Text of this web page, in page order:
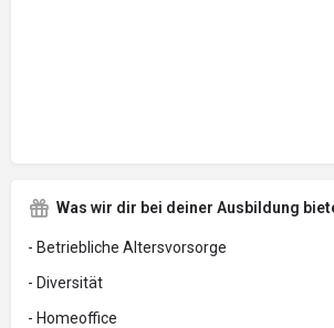
Was wir dir bei deiner Ausbildung
- Betriebliche Altersvorsorge
- Diversität
- Homeoffice